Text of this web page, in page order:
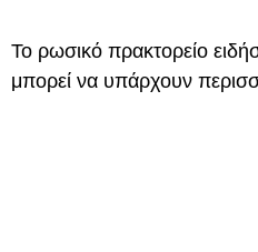
Το ρωσικό πρακτορείο
μπορεί να υπάρχουν